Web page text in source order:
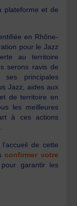
plateforme et de
en Rhône-
pour le Jazz
au territoire
serons ravis de
ses principales
Jazz, aides aux
de territoire en
les meilleures
à ces actions
de cette
confirmer votre
pour garantir les